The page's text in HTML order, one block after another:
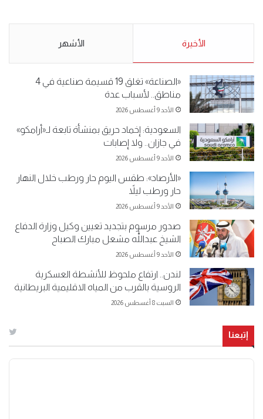
5-2019.
نبيع مخدرات يعني ولا خمر؟!.
الأخيرة الأشهر
«الصناعة» تغلق 19 قسيمة صناعية في 4
مناطق.. لأسباب عدة
الأحد 9 أغسطس 2026
السعودية: إخماد حريق بمنشأة تابعة لـ«أرامكو»
في جازان.. ولا إصابات
الأحد 9 أغسطس 2026
«الأرصاد»: طقس اليوم حار ورطب خلال النهار
حار ورطب ليلاً
الأحد 9 أغسطس 2026
صدور مرسوم بتجديد تعيين وكيل وزارة الدفاع
الشيخ عبداللّٰه مشعل مبارك الصباح
الأحد 9 أغسطس 2026
لندن.. ارتفاع ملحوظ للأنشطة العسكرية
الروسية بالقرب من المياه الاقليمية البريطانية
السبت 8 أغسطس 2026
إتبعنا